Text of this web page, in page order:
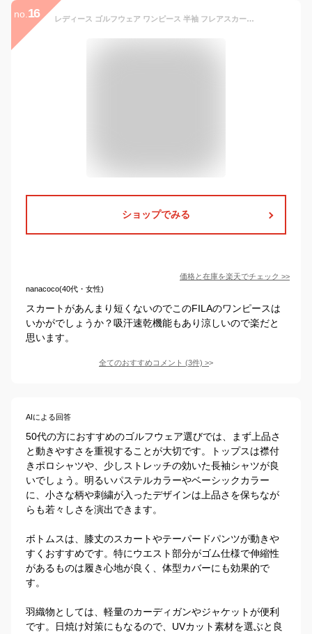
no. 16 レディース ゴルフウェア ワンピース 半袖 フレアスカート 裏地付き ウエストマーク 鹿の子素材 吸汗速乾 涼しい UVカット シンプル ポロシャツ素材 ブラック FILA GOLF フィラゴルフ 751410 春 夏
ショップでみる
価格と在庫を楽天でチェック >>
nanacoco(40代・女性)
スカートがあんまり短くないのでこのFILAのワンピースは
いかがでしょうか？吸汗速乾機能もあり涼しいので楽だと
思います。
全てのおすすめコメント (3件) >
AIによる回答
50代の方におすすめのゴルフウェア選びでは、まず上品さ
と動きやすさを重視することが大切です。トップスは襟付
きポロシャツや、少しストレッチの効いた長袖シャツが良
いでしょう。明るいパステルカラーやベーシックカラー
に、小さな柄や刺繍が入ったデザインは上品さを保ちなが
らも若々しさを演出できます。
ボトムスは、膝丈のスカートやテーパードパンツが動きや
すくおすすめです。特にウエスト部分がゴム仕様で伸縮性
があるものは履き心地が良く、体型カバーにも効果的で
す。
羽織物としては、軽量のカーディガンやジャケットが便利
です。日焼け対策にもなるので、UVカット素材を選ぶと良